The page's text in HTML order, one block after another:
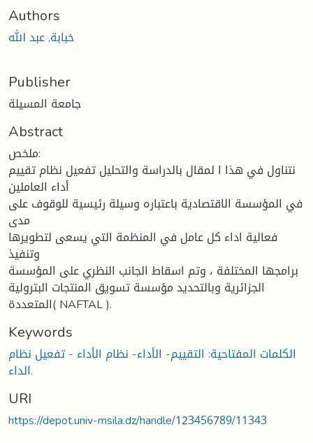
Authors
خبابة, عبد الله
Publisher
جامعة المسيلة
Abstract
ملخص:
نتناول في هذا ا لمقال بالدراسة والتحليل تفعيل نظام تقييم
أداء العاملين
في المؤسسة الاقتصادية باعتباره وسيلة رئيسية للوقوف على
مدى
فعالية اداء كل عامل في المنظمة التي يسعى لتطويرها
وتنفيذ
برامجها المختلفة ، وتم اسقاط الجانب النظري على المؤسسة
الجزائرية وبالتحديد مؤسسة تسويق المنتجات البترولية
المتعددة( NAFTAL ).
Keywords
الكلمات المفتاحية: التقييم- الأداء- نظام الأداء - تفعيل نظام
الداء.
URI
https://depot.univ-msila.dz/handle/123456789/11343